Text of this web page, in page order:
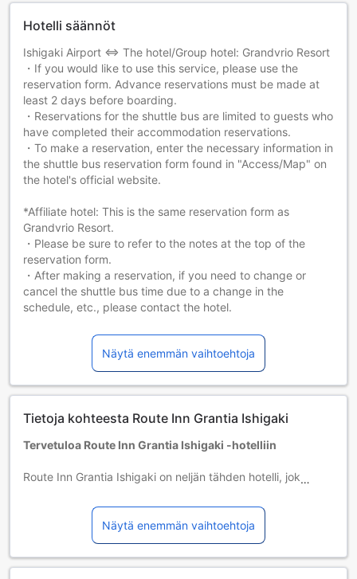
・Cleaning day: If you do not leave the key, housekeeping
staff will enter the room around 10:00AM
toothbrushes will be placed in a bag and placed on the
doorknob.
Additional Jinbei will be given to you at the front desk. If
cleaning is not required, please let us know by placing a
"Please do not disturb" card on the outside of the door.
If you have any requests or changes to the cleaning date,
please feel free to contact the front desk the day before.
Hotelli säännöt
Ishigaki Airport ⇔ The hotel/Group hotel: Grandvrio Resort
・If you would like to use this service, please use the
reservation form. Advance reservations must be made at
least 2 days before boarding.
・Reservations for the shuttle bus are limited to guests who
have completed their accommodation reservations.
・To make a reservation, enter the necessary information in
the shuttle bus reservation form found in "Access/Map" on
the hotel's official website.
*Affiliate hotel: This is the same reservation form as
Grandvrio Resort.
・Please be sure to refer to the notes at the top of the
reservation form.
・After making a reservation, if you need to change or
cancel the shuttle bus time due to a change in the
schedule, etc., please contact the hotel.
will require guests to pay an Accommodation Tax at
updated rates, which will be collected separately by the
room rate and is charged per person, per night, as follows:
【Accommodation Tax from 1 February 2027, onwards】
capped at JPY 2,000)
Additional conditions:
Room rate is capped at JPY 100,000.
If an accommodation tax is levied by the municipality in
addition to the prefecture, it will be applied using the
following tax rates:
Näytä enemmän vaihtoehtoja
Tietoja kohteesta Route Inn Grantia Ishigaki
Tervetuloa Route Inn Grantia Ishigaki -hotelliin
Route Inn Grantia Ishigaki on neljän tähden hotelli, joka
avatun hotellin moderni ja tyylikäs arkkitehtuuri yhdistyy
täydellisesti saaren luonnonkauniiseen ympäristöön,
tarjoten vierailleen unohtumattoman elämyksen. Hotelli on
ihanteellinen valinta niin liikematkailijoille kuin lomailijoille,
jotka etsivät mukavuutta ja rentoutumista.
Näytä enemmän vaihtoehtoja